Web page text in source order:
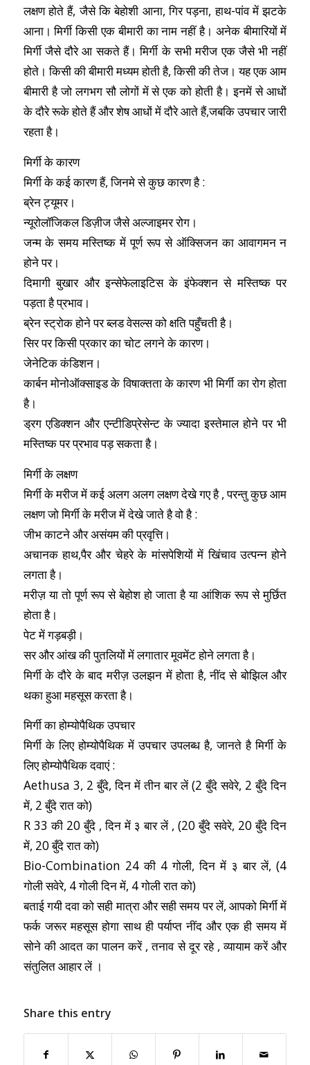
लक्षण होते हैं, जैसे कि बेहोशी आना, गिर पड़ना, हाथ-पांव में झटके
आना। मिर्गी किसी एक बीमारी का नाम नहीं है। अनेक बीमारियों में
मिर्गी जैसे दौरे आ सकते हैं। मिर्गी के सभी मरीज एक जैसे भी नहीं
होते। किसी की बीमारी मध्यम होती है, किसी की तेज। यह एक आम
बीमारी है जो लगभग सौ लोगों में से एक को होती है। इनमें से आधों
के दौरे रूके होते हैं और शेष आधों में दौरे आते हैं,जबकि उपचार जारी
रहता है।
मिर्गी के कारण
मिर्गी के कई कारण हैं, जिनमे से कुछ कारण है :
ब्रेन ट्यूमर।
न्यूरोलॉजिकल डिज़ीज जैसे अल्जाइमर रोग।
जन्म के समय मस्तिष्क में पूर्ण रूप से ऑक्सिजन का आवागमन न
होने पर।
दिमागी बुखार और इन्सेफेलाइटिस के इंफेक्शन से मस्तिष्क पर
पड़ता है प्रभाव।
ब्रेन स्ट्रोक होने पर ब्लड वेसल्स को क्षति पहुँचती है।
सिर पर किसी प्रकार का चोट लगने के कारण।
जेनेटिक कंडिशन।
कार्बन मोनोऑक्साइड के विषाक्तता के कारण भी मिर्गी का रोग होता
है।
ड्रग एडिक्शन और एन्टीडिप्रेसेन्ट के ज्यादा इस्तेमाल होने पर भी
मस्तिष्क पर प्रभाव पड़ सकता है।
मिर्गी के लक्षण
मिर्गी के मरीज में कई अलग अलग लक्षण देखे गए है , परन्तु कुछ आम
लक्षण जो मिर्गी के मरीज में देखे जाते है वो है :
जीभ काटने और असंयम की प्रवृत्ति।
अचानक हाथ,पैर और चेहरे के मांसपेशियों में खिंचाव उत्पन्न होने
लगता है।
मरीज़ या तो पूर्ण रूप से बेहोश हो जाता है या आंशिक रूप से मुर्छित
होता है।
पेट में गड़बड़ी।
सर और आंख की पुतलियों में लगातार मूवमेंट होने लगता है।
मिर्गी के दौरे के बाद मरीज़ उलझन में होता है, नींद से बोझिल और
थका हुआ महसूस करता है।
मिर्गी का होम्योपैथिक उपचार
मिर्गी के लिए होम्योपैथिक में उपचार उपलब्ध है, जानते है मिर्गी के
लिए होम्योपैथिक दवाएं :
Aethusa 3, 2 बुँदे, दिन में तीन बार लें (2 बुँदे सवेरे, 2 बुँदे दिन
में, 2 बुँदे रात को)
R 33 की 20 बुँदे , दिन में ३ बार लें , (20 बुँदे सवेरे, 20 बुँदे दिन
में, 20 बुँदे रात को)
Bio-Combination 24 की 4 गोली, दिन में ३ बार लें, (4
गोली सवेरे, 4 गोली दिन में, 4 गोली रात को)
बताई गयी दवा को सही मात्रा और सही समय पर लें, आपको मिर्गी में
फर्क जरूर महसूस होगा साथ ही पर्याप्त नींद और एक ही समय में
सोने की आदत का पालन करें , तनाव से दूर रहे , व्यायाम करें और
संतुलित आहार लें ।
Share this entry